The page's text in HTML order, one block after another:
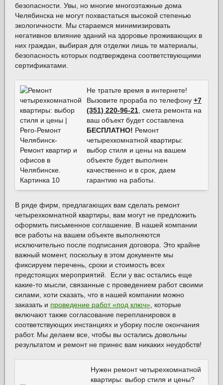
безопасности. Увы, но многие многоэтажные дома
Челябинска не могут похвастаться высокой степенью
экологичности. Мы стараемся минимизировать
негативное влияние зданий на здоровье проживающих в
них граждан, выбирая для отделки лишь те материалы,
безопасность которых подтверждена соответствующими
сертификатами.
Не тратьте время в интернете!
Вызовите прораба по телефону +7
(351) 220-96-21 , смета ремонта на
ваш объект будет составлена
БЕСПЛАТНО! Ремонт
четырехкомнатной квартиры:
выбор стиля и цены на вашем
объекте будет выполнен
качественно и в срок, даем
гарантию на работы.
В ряде фирм, предлагающих вам сделать ремонт
четырехкомнатной квартиры, вам могут не предложить
оформить письменное соглашение. В нашей компании
все работы на вашем объекте выполняются
исключительно после подписания договора. Это крайне
важный момент, поскольку в этом документе мы
фиксируем перечень, сроки и стоимость всех
предстоящих мероприятий. Если у вас остались еще
какие-то мысли, связанные с проведением работ своими
силами, хоти сказать, что в нашей компании можно
заказать и проведение работ «под ключ» , которые
включают также согласование перепланировок в
соответствующих инстанциях и уборку после окончания
работ. Мы делаем все, чтобы вы остались довольны
результатом и ремонт не принес вам никаких неудобств!
Нужен ремонт четырехкомнатной
квартиры: выбор стиля и цены?